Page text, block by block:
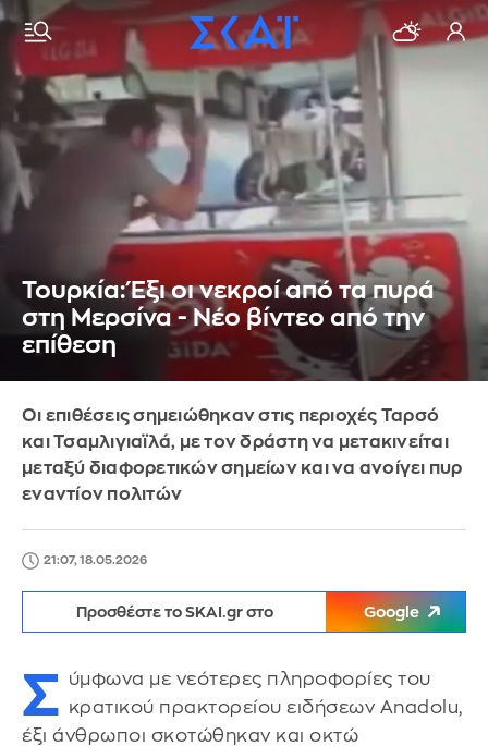
Τουρκία: Έξι οι νεκροί από τα πυρά
στη Μερσίνα - Νέο βίντεο από την
επίθεση
Oι επιθέσεις σημειώθηκαν στις περιοχές Ταρσό
και Τσαμλιγιαϊλά, με τον δράστη να μετακινείται
μεταξύ διαφορετικών σημείων και να ανοίγει πυρ
εναντίον πολιτών
21:07, 18.05.2026
Προσθέστε το SKAI.gr στο Google
Σ ύμφωνα με νεότερες πληροφορίες του
κρατικού πρακτορείου ειδήσεων Anadolu,
έξι άνθρωποι σκοτώθηκαν και οκτώ